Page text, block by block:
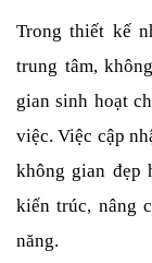
Trong thiết kế
trung tâm,
gian sinh hoạt
việc. Việc cập
không gian đẹp
kiến trúc, nâng
năng.